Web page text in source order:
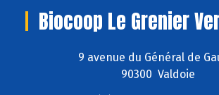
Biocoop Le Grenier
9 avenue du Général de
90300 Valdoie